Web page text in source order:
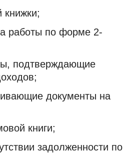
книжки;
работы по форме 2-
подтверждающие
документы на
книги;
задолженности по